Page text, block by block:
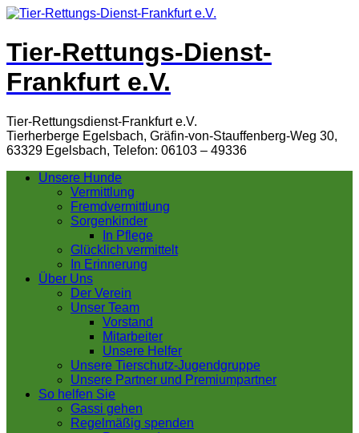
Tier-Rettungs-Dienst-
Frankfurt e.V.
Tier-Rettungsdienst-Frankfurt e.V.
Tierherberge Egelsbach, Gräfin-von-Stauffenberg-Weg 30,
63329 Egelsbach, Telefon: 06103 – 49336
Unsere Hunde
Vermittlung
Fremdvermittlung
Sorgenkinder
In Pflege
Glücklich vermittelt
In Erinnerung
Über Uns
Der Verein
Unser Team
Vorstand
Mitarbeiter
Unsere Helfer
Unsere Tierschutz-Jugendgruppe
Unsere Partner und Premiumpartner
So helfen Sie
Gassi gehen
Regelmäßig spenden